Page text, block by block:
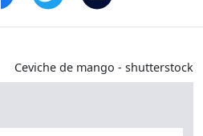
Ceviche de mango - shutterstock